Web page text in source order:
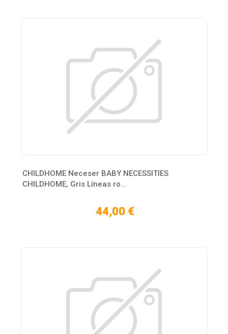
CHILDHOME Neceser BABY NECESSITIES
CHILDHOME, Gris Líneas ro...
44,00 €